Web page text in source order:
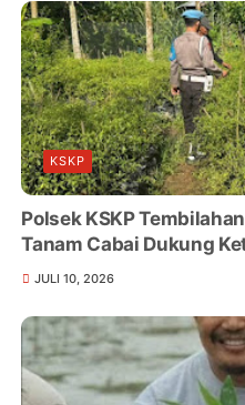
KSKP
Polsek KSKP
Tanam Cabai Dukung
JULI 10, 2026